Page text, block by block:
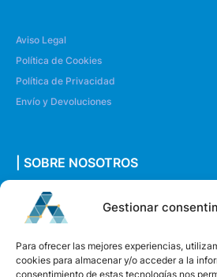
Gestionar
Para ofrecer las mejores experiencias,
cookies para almacenar y/o acceder a la
consentimiento de estas tecnologías nos
Aviso Legal
Política de Cookies
Política de Privacidad
Envío y Devoluciones
| SOBRE NOSOTROS
Quiénes somos
Envíanos un mensaje